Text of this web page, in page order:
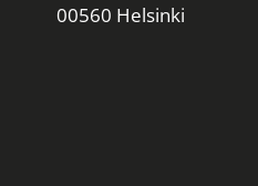
00560 Helsinki